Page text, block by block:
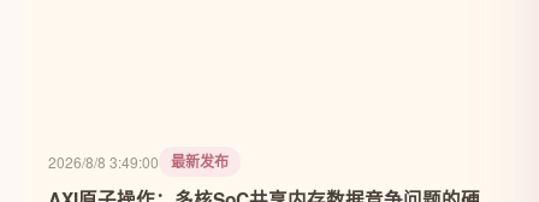
2026/8/8 3:49:00 最新发布